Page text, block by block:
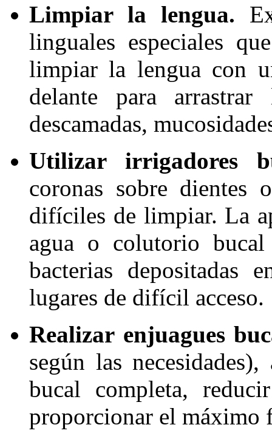
Limpiar la lengua.
linguales especiales
limpiar la lengua con
delante para
descamadas,
Utilizar irrigadores
coronas sobre dientes
difíciles de limpiar. La
agua o colutorio
bacterias depositadas
lugares de difícil acceso.
Realizar enjuagues
según las
bucal completa,
proporcionar el máximo